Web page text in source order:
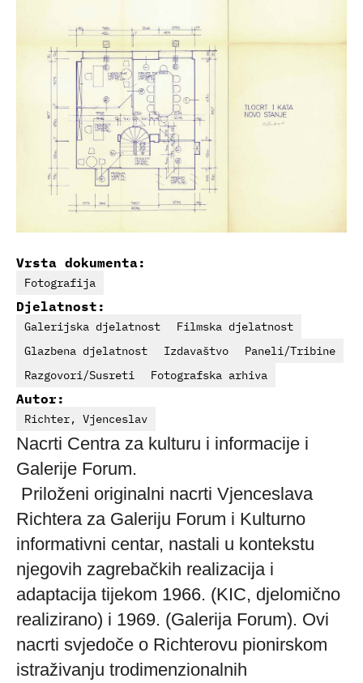
Vrsta dokumenta:
Fotografija
Djelatnost:
Galerijska djelatnost
Filmska djelatnost
Glazbena djelatnost
Izdavaštvo
Paneli/Tribine
Razgovori/Susreti
Fotografska arhiva
Autor:
Richter, Vjenceslav
Nacrti Centra za kulturu i informacije i
Galerije Forum.
Priloženi originalni nacrti Vjenceslava
Richtera za Galeriju Forum i Kulturno
informativni centar, nastali u kontekstu
njegovih zagrebačkih realizacija i
adaptacija tijekom 1966. (KIC, djelomično
realizirano) i 1969. (Galerija Forum). Ovi
nacrti svjedoče o Richterovu pionirskom
istraživanju trodimenzionalnih